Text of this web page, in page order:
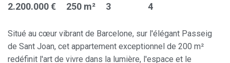
2.200.000 € 250 m² 3 4
Situé au cœur vibrant de Barcelone, sur l'élégant Passeig
de Sant Joan, cet appartement exceptionnel de 200 m²
redéfinit l'art de vivre dans la lumière, l'espace et le